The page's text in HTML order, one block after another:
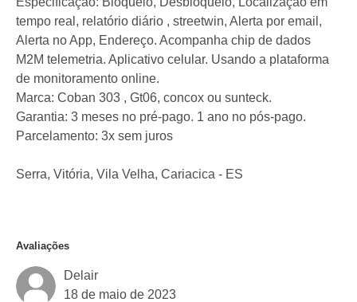
tempo real, relatório diário , streetwin, Alerta por email,
Alerta no App, Endereço. Acompanha chip de dados
M2M telemetria. Aplicativo celular. Usando a plataforma
de monitoramento online.
Marca: Coban 303 , Gt06, concox ou sunteck.
Garantia: 3 meses no pré-pago. 1 ano no pós-pago.
Parcelamento: 3x sem juros
Serra, Vitória, Vila Velha, Cariacica - ES
Avaliações
Delair
18 de maio de 2023